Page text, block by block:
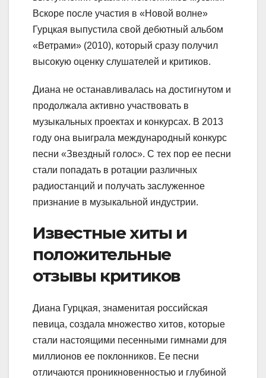
Вскоре после участия в «Новой волне»
Гурцкая выпустила свой дебютный альбом
«Ветрами» (2010), который сразу получил
высокую оценку слушателей и критиков.
Диана не останавливалась на достигнутом и
продолжала активно участвовать в
музыкальных проектах и конкурсах. В 2013
году она выиграла международный конкурс
песни «Звездный голос». С тех пор ее песни
стали попадать в ротации различных
радиостанций и получать заслуженное
признание в музыкальной индустрии.
Известные хиты и
положительные
отзывы критиков
Диана Гурцкая, знаменитая российская
певица, создала множество хитов, которые
стали настоящими песенными гимнами для
миллионов ее поклонников. Ее песни
отличаются проникновенностью и глубиной